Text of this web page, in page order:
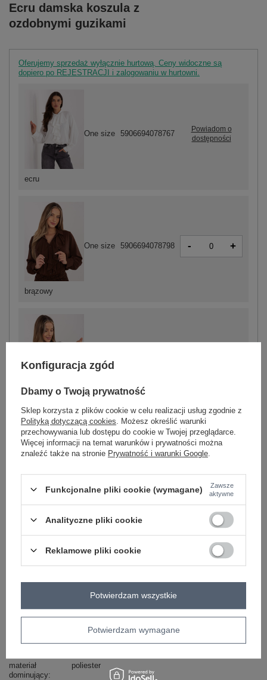
Ecru damska koszula z
ozdobnymi guzikami
Oferujemy sprzedaż wyłącznie hurtową. Ceny widoczne są
dopiero po REJESTRACJI i zalogowaniu w hurtowni.
brązowy
One size 5906694078798 - +
ecru
One size 5906694078767
Powiadom o
dostępności
ZALOGUJ SIĘ I ZOBACZ CENĘ
+48 601 547 740 Zadaj pytanie
skład materiału : 100% poliester
sposób prania : pranie w pralce w 30°C
koszula klasyczna
styl
elegancki
materiał
dominujący
poliester
Konfiguracja zgód
Dbamy o Twoją prywatność
Sklep korzysta z plików cookie w celu realizacji usług zgodnie z
Polityką dotyczącą cookies . Możesz określić warunki
przechowywania lub dostępu do cookie w Twojej przeglądarce.
Więcej informacji na temat warunków i prywatności można
znaleźć także na stronie Prywatność i warunki Google
Funkcjonalne pliki cookie (wymagane)
Zawsze
aktywne
Analityczne pliki cookie
Reklamowe pliki cookie
Potwierdzam wymagane
Potwierdzam wszystkie